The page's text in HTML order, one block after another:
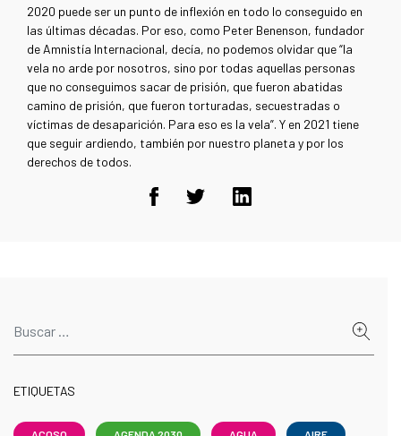
2020 puede ser un punto de inflexión en todo lo conseguido en
las últimas décadas. Por eso, como Peter Benenson, fundador
de Amnistía Internacional, decía, no podemos olvidar que “la
vela no arde por nosotros, sino por todas aquellas personas
que no conseguimos sacar de prisión, que fueron abatidas
camino de prisión, que fueron torturadas, secuestradas o
víctimas de desaparición. Para eso es la vela”. Y en 2021 tiene
que seguir ardiendo, también por nuestro planeta y por los
derechos de todos.
ETIQUETAS